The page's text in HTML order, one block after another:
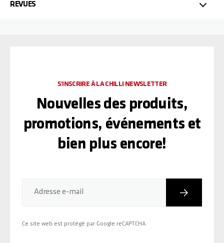
REVUES
Adresse e-mail Inscription
Ce site web est protégé par Google reCAPTCHA
S'INSCRIRE À LA CHILLI NEWSLETTER
Nouvelles des produits,
promotions, événements et
bien plus encore!